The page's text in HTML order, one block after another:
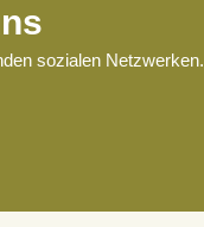
sozialen Netzwerken.